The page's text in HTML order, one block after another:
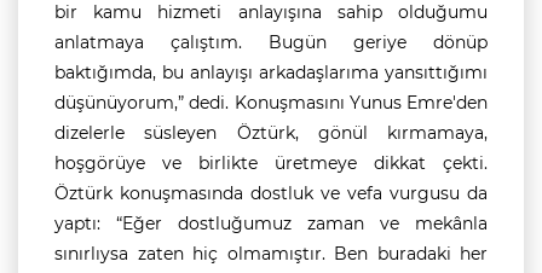
bir kamu hizmeti anlayışına sahip olduğumu
anlatmaya çalıştım. Bugün geriye dönüp
baktığımda, bu anlayışı arkadaşlarıma yansıttığımı
düşünüyorum,” dedi. Konuşmasını Yunus Emre'den
dizelerle süsleyen Öztürk, gönül kırmamaya,
hoşgörüye ve birlikte üretmeye dikkat çekti.
Öztürk konuşmasında dostluk ve vefa vurgusu da
yaptı: “Eğer dostluğumuz zaman ve mekânla
sınırlıysa zaten hiç olmamıştır. Ben buradaki her